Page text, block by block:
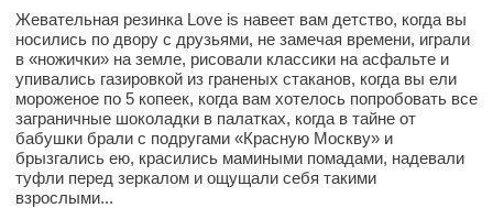
Жевательная резинка Love is навеет вам детство, когда вы
носились по двору с друзьями, не замечая времени, играли
в «ножички» на земле, рисовали классики на асфальте и
упивались газировкой из граненых стаканов, когда вы ели
мороженое по 5 копеек, когда вам хотелось попробовать все
заграничные шоколадки в палатках, когда в тайне от
бабушки брали с подругами «Красную Москву» и
брызгались ею, красились мамиными помадами, надевали
туфли перед зеркалом и ощущали себя такими
взрослыми...